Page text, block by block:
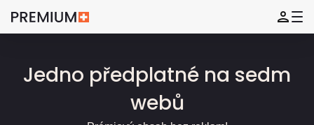
Jedno předplatné na sedm
webů